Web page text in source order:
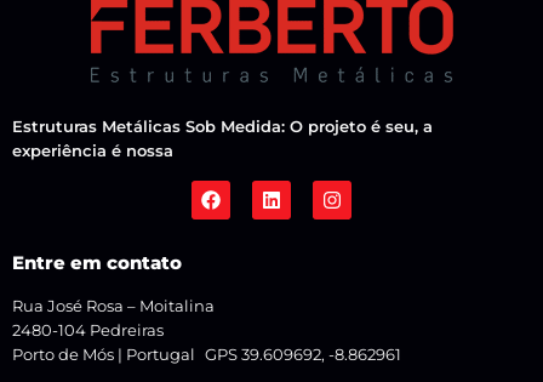
Estruturas Metálicas Sob Medida: O projeto é seu, a
experiência é nossa
Entre em contato
Rua José Rosa – Moitalina
2480-104 Pedreiras
Porto de Mós | Portugal GPS 39.609692, -8.862961